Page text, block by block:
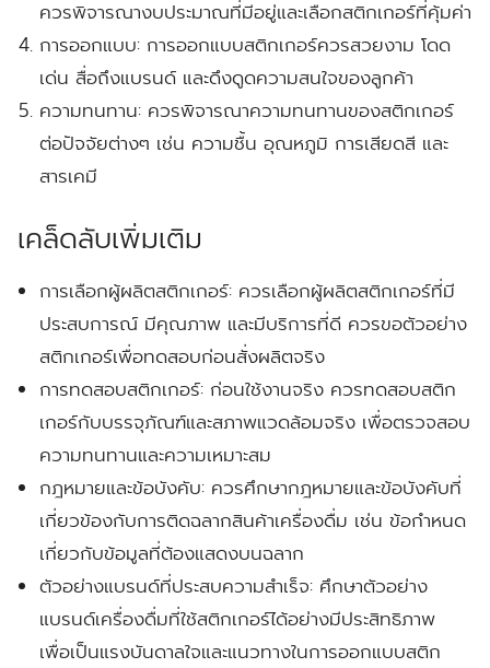
ควรพิจารณางบประมาณที่มีอยู่และเลือกสติกเกอร์ที่คุ้มค่า
การออกแบบ: การออกแบบสติกเกอร์ควรสวยงาม โดด
เด่น สื่อถึงแบรนด์ และดึงดูดความสนใจของลูกค้า
ความทนทาน: ควรพิจารณาความทนทานของสติกเกอร์
ต่อปัจจัยต่างๆ เช่น ความชื้น อุณหภูมิ การเสียดสี และ
สารเคมี
เคล็ดลับเพิ่มเติม
การเลือกผู้ผลิตสติกเกอร์: ควรเลือกผู้ผลิตสติกเกอร์ที่มี
ประสบการณ์ มีคุณภาพ และมีบริการที่ดี ควรขอตัวอย่าง
สติกเกอร์เพื่อทดสอบก่อนสั่งผลิตจริง
การทดสอบสติกเกอร์: ก่อนใช้งานจริง ควรทดสอบสติก
เกอร์กับบรรจุภัณฑ์และสภาพแวดล้อมจริง เพื่อตรวจสอบ
ความทนทานและความเหมาะสม
กฎหมายและข้อบังคับ: ควรศึกษากฎหมายและข้อบังคับที่
เกี่ยวข้องกับการติดฉลากสินค้าเครื่องดื่ม เช่น ข้อกำหนด
เกี่ยวกับข้อมูลที่ต้องแสดงบนฉลาก
ตัวอย่างแบรนด์ที่ประสบความสำเร็จ: ศึกษาตัวอย่าง
แบรนด์เครื่องดื่มที่ใช้สติกเกอร์ได้อย่างมีประสิทธิภาพ
เพื่อเป็นแรงบันดาลใจและแนวทางในการออกแบบสติก